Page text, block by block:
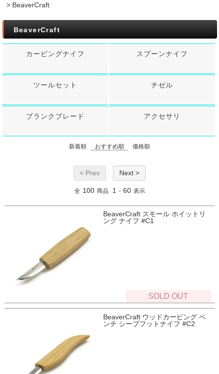
> BeaverCraft
BeaverCraft
カービングナイフ スプーンナイフ
ツールセット チゼル
ブランクブレード アクセサリ
新着順 おすすめ順 価格順
< Prev Next >
全 100 商品 1 - 60 表示
BeaverCraft スモール ホイットリ
ング ナイフ #C1
SOLD OUT
BeaverCraft ウッドカービング ベ
ンチ シープフットナイフ #C2